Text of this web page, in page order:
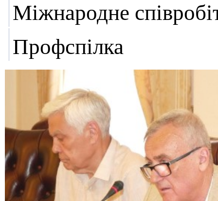
Міжнародне
Профспілка